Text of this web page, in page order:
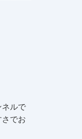
ネルで
でお